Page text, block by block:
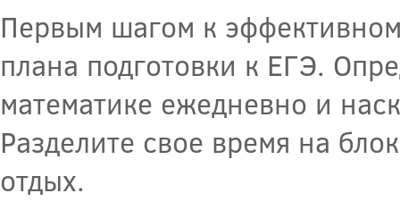
Первым шагом к
плана подготовки к ЕГЭ.
математике ежедневно и
Разделите свое время на
отдых.